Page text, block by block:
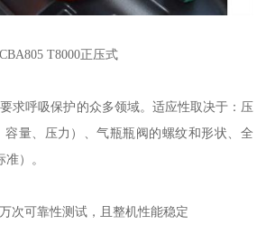
T8000正压式
求呼吸保护的众多领域。适应性取决于：压
量、压力）、气瓶瓶阀的螺纹和形状、全
）。
次可靠性测试，且整机性能稳定